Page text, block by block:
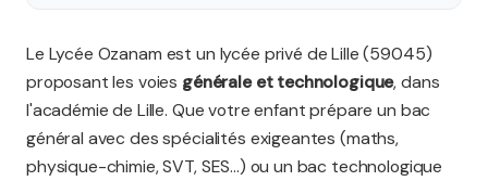
Le Lycée Ozanam est un lycée privé de Lille (59045)
proposant les voies générale et technologique, dans
l'académie de Lille. Que votre enfant prépare un bac
général avec des spécialités exigeantes (maths,
physique-chimie, SVT, SES...) ou un bac technologique